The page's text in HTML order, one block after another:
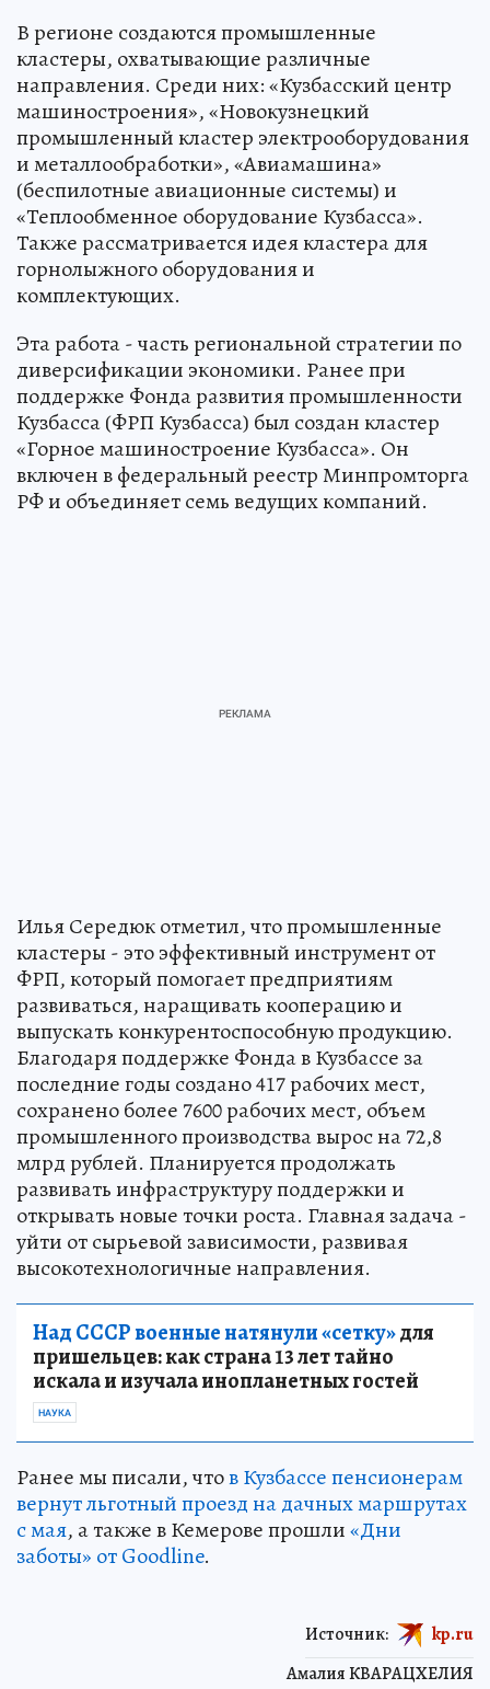
В регионе создаются промышленные
кластеры, охватывающие различные
направления. Среди них: «Кузбасский центр
машиностроения», «Новокузнецкий
промышленный кластер электрооборудования
и металлообработки», «Авиамашина»
(беспилотные авиационные системы) и
«Теплообменное оборудование Кузбасса».
Также рассматривается идея кластера для
горнолыжного оборудования и
комплектующих.
Эта работа - часть региональной стратегии по
диверсификации экономики. Ранее при
поддержке Фонда развития промышленности
Кузбасса (ФРП Кузбасса) был создан кластер
«Горное машиностроение Кузбасса». Он
включен в федеральный реестр Минпромторга
РФ и объединяет семь ведущих компаний.
Илья Середюк отметил, что промышленные
кластеры - это эффективный инструмент от
ФРП, который помогает предприятиям
развиваться, наращивать кооперацию и
выпускать конкурентоспособную продукцию.
Благодаря поддержке Фонда в Кузбассе за
последние годы создано 417 рабочих мест,
сохранено более 7600 рабочих мест, объем
промышленного производства вырос на 72,8
млрд рублей. Планируется продолжать
развивать инфраструктуру поддержки и
открывать новые точки роста. Главная задача -
уйти от сырьевой зависимости, развивая
высокотехнологичные направления.
Над СССР военные натянули «сетку»для
пришельцев: как страна 13 лет тайно
искала и изучала инопланетных гостей
НАУКА
Ранее мы писали, чтов Кузбассе пенсионерам
вернут льготный проезд на дачных маршрутах
с мая, а также в Кемерове прошли«Дни
заботы» от Goodline.
Амалия КВАРАЦХЕЛИЯ
Источник: kp.ru